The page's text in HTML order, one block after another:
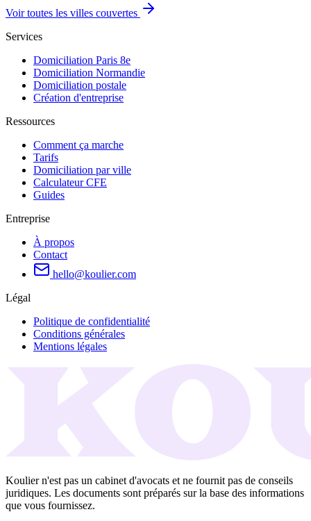
Voir toutes les villes couvertes
Services
Domiciliation Paris 8e
Domiciliation Normandie
Domiciliation postale
Création d'entreprise
Ressources
Comment ça marche
Tarifs
Domiciliation par ville
Calculateur CFE
Guides
Entreprise
À propos
Contact
hello@koulier.com
Légal
Politique de confidentialité
Conditions générales
Mentions légales
Koulier n'est pas un cabinet d'avocats et ne fournit pas de conseils
juridiques. Les documents sont préparés sur la base des informations
que vous fournissez.